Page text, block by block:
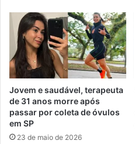
Jovem e saudável, terapeuta
de 31 anos morre após
passar por coleta de óvulos
em SP
23 de maio de 2026